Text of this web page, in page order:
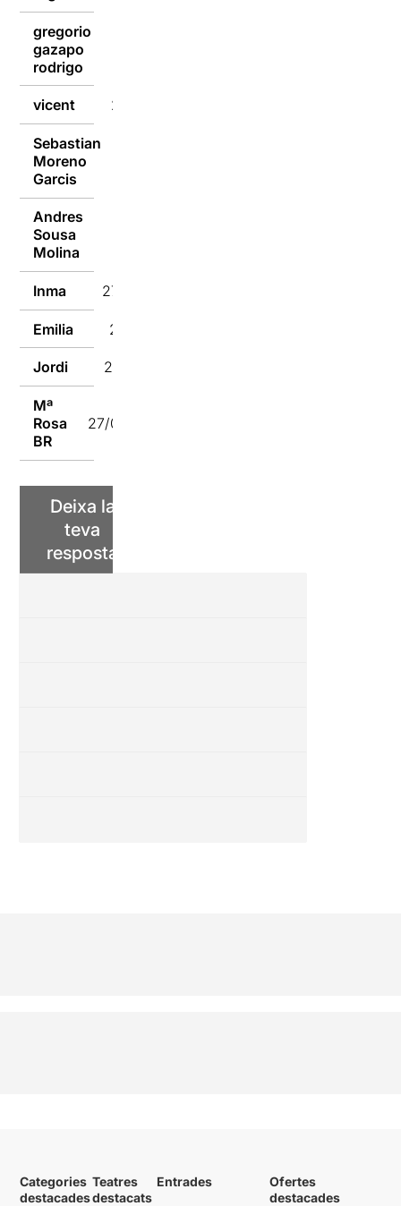
gregorio
gazapo
rodrigo
vicent 28/02/2024
Sebastian
Moreno
Garcis
Andres
Sousa
Molina
Inma 27/02/2024
Emilia 27/02/2024
Jordi 27/02/2024
Mª
Rosa
BR
27/02/2024
Deixa la
teva
resposta
Categories
destacades
Teatres
destacats
Entrades
Ofertes
destacades